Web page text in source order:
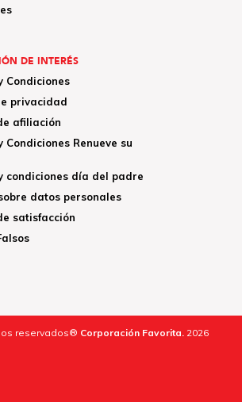
DE INTERÉS
Condiciones
privacidad
afiliación
Condiciones Renueve su
condiciones día del padre
datos personales
satisfacción
reservados® Corporación Favorita. 2026